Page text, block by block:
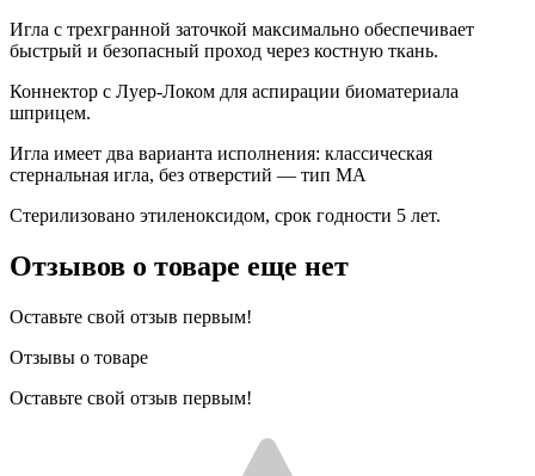
Игла с трехгранной заточкой максимально обеспечивает
быстрый и безопасный проход через костную ткань.
Коннектор с Луер-Локом для аспирации биоматериала
шприцем.
Игла имеет два варианта исполнения: классическая
стернальная игла, без отверстий — тип MA
Стерилизовано этиленоксидом, срок годности 5 лет.
Отзывов о товаре еще нет
Оставьте свой отзыв первым!
Отзывы о товаре
Оставьте свой отзыв первым!